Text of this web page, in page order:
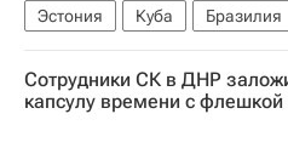
Эстония Куба
Бразилия
Амир Хамитов
Госдума РФ
Сотрудники СК в ДНР
капсулу времени с флешкой